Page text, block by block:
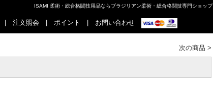
ISAMI 柔術・総合格闘技用品ならブラジリアン柔術・総合格闘技専門ショップ
注文照会 ポイント お問い合わせ
次の商品 >